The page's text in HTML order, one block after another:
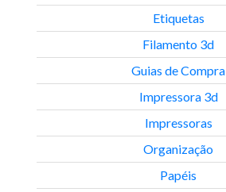
Etiquetas
Filamento 3d
Guias de Compra
Impressora 3d
Impressoras
Organização
Papéis